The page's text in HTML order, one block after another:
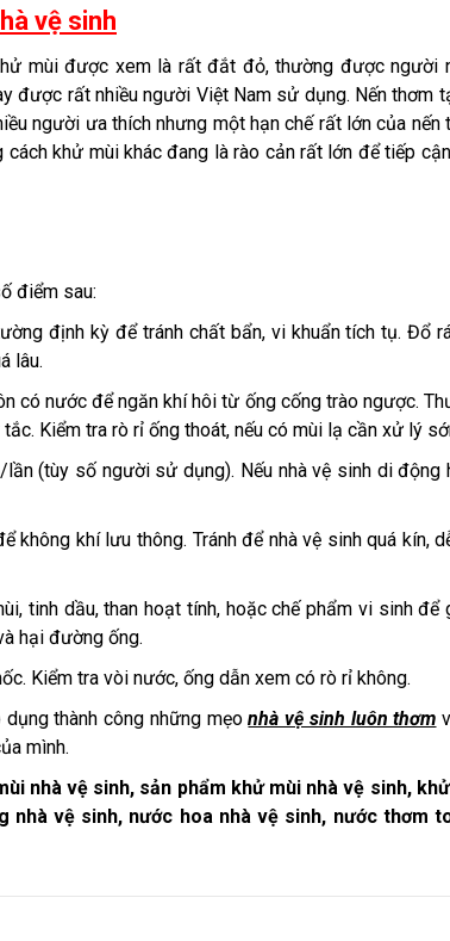
vệ sinh
mùi được xem là rất đắt đỏ, thường được người
được rất nhiều người Việt Nam sử dụng. Nến thơm
người ưa thích nhưng một hạn chế rất lớn của nến
khử mùi khác đang là rào cản rất lớn để tiếp
điểm sau:
định kỳ để tránh chất bẩn, vi khuẩn tích tụ. Đổ
lâu.
có nước để ngăn khí hôi từ ống cống trào ngược.
Kiểm tra rò rỉ ống thoát, nếu có mùi lạ cần xử lý
(tùy số người sử dụng). Nếu nhà vệ sinh di động
khí lưu thông. Tránh để nhà vệ sinh quá kín,
tinh dầu, than hoạt tính, hoặc chế phẩm vi sinh để
hại đường ống.
Kiểm tra vòi nước, ống dẫn xem có rò rỉ không.
dụng thành công những mẹonhà vệ sinh luôn thơm
mình.
nhà vệ sinh, sản phẩm khử mùi nhà vệ sinh,
vệ sinh, nước hoa nhà vệ sinh, nước thơm